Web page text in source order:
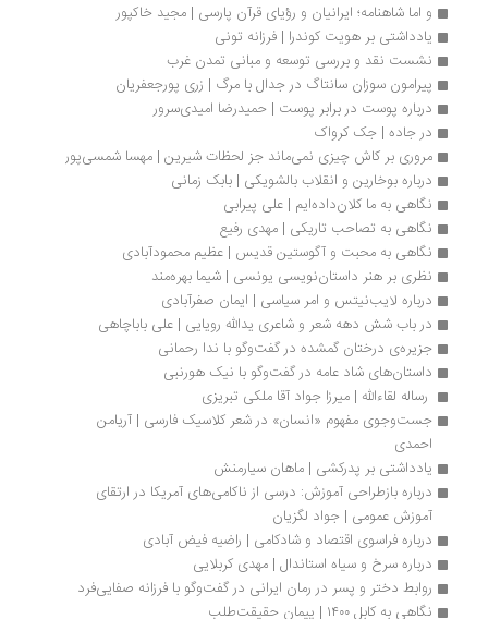
و اما شاهنامه؛ ایرانیان و رؤیای قرآن پارسی | مجید خاکپور
یادداشتی بر هویت کوندرا | فرزانه تونی
نشست نقد و بررسی توسعه و مبانی تمدن غرب
پیرامون سوزان سانتاگ در جدال با مرگ | زری پورجعفریان
درباره پوست در برابر پوست | حمیدرضا امیدی‌سرور
در جاده | جک کرواک
مروری بر کاش چیزی نمی‌ماند جز لحظات شیرین | مهسا شمسی‌پور
درباره بوخارین و انقلاب بالشویکی | بابک زمانی
نگاهی به ما کلان‌داده‌ایم | علی پیرابی
نگاهی به تصاحب تاریکی | مهدی رفیع
نگاهی به محبت و آگوستین قدیس | عظیم محمودآبادی
نظری بر هنر داستان‌نویسی یونسی | شیما بهره‌مند
درباره لایب‌نیتس و امر سیاسی | ایمان صفرآبادی
در باب شش دهه شعر و شاعری یدالله رویایی | علی باباچاهی
جزیره‌ی درختان گمشده در گفت‌وگو با ندا رحمانی
داستا‌ن‌های شاد عامه در گفت‌وگو با نیک هورنبی
رساله لقاءالله | میرزا جواد آقا ملکی تبریزی
یادداشتی بر پدرکشی | ماهان سیارمنش
درباره بازطراحی آموزش: درسی از ناکامی‌های آمریکا در ارتقای
آموزش عمومی | جواد لگزیان
درباره فراسوی اقتصاد و شادکامی | راضیه فیض آبادی
درباره سرخ و سیاه استاندال | مهدی کربلایی
روابط دختر و پسر در ‌رمان ایرانی در گفت‌وگو با فرزانه صفایی‌فرد
نگاهی به کابل ۱۴۰۰ | پیمان حقیقت‌طلب